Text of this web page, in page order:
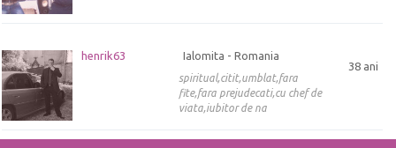
henrik63
38 ani
Ialomita - Romania
spiritual,citit,umblat,fara
fite,fara prejudecati,cu chef de
viata,iubitor de na